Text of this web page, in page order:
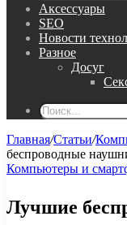
Аксессуары
SEO
Новости
Разное
Досуг
Главная/Статьи/
беспроводные
Компьютеры и
Лучшие